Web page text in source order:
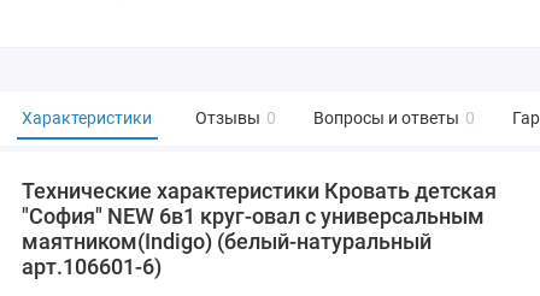
Характеристики Отзывы 0 Вопросы и ответы 0
Технические характеристики Кровать детская
"София" NEW 6в1 круг-овал с универсальным
маятником(Indigo) (белый-натуральный
арт.106601-6)